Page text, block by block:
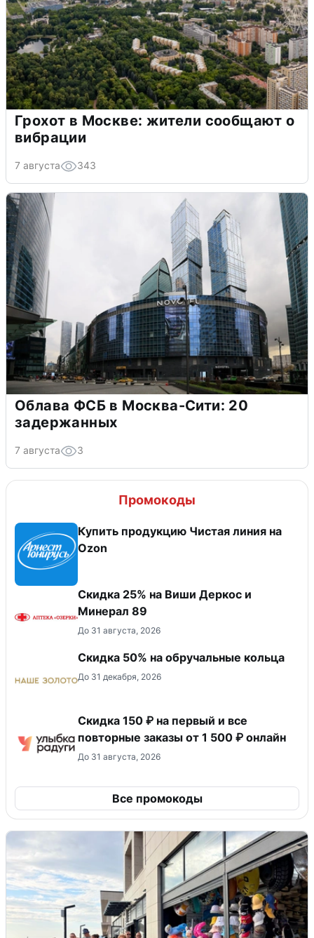
Грохот в Москве: жители сообщают о
вибрации
7 августа 343
Облава ФСБ в Москва-Сити: 20
задержанных
7 августа 3
Промокоды
Купить продукцию Чистая линия на
Ozon
Скидка 25% на Виши Деркос и
Минерал 89
До 31 августа, 2026
Скидка 50% на обручальные кольца
До 31 декабря, 2026
Скидка 150 ₽ на первый и все
повторные заказы от 1 500 ₽ онлайн
До 31 августа, 2026
Все промокоды